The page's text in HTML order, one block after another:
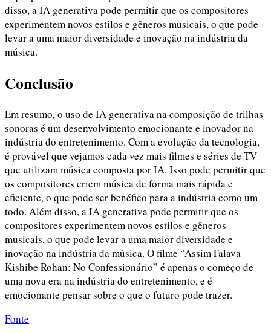
disso, a IA generativa pode permitir que os compositores
experimentem novos estilos e gêneros musicais, o que pode
levar a uma maior diversidade e inovação na indústria da
música.
Conclusão
Em resumo, o uso de IA generativa na composição de trilhas
sonoras é um desenvolvimento emocionante e inovador na
indústria do entretenimento. Com a evolução da tecnologia,
é provável que vejamos cada vez mais filmes e séries de TV
que utilizam música composta por IA. Isso pode permitir que
os compositores criem música de forma mais rápida e
eficiente, o que pode ser benéfico para a indústria como um
todo. Além disso, a IA generativa pode permitir que os
compositores experimentem novos estilos e gêneros
musicais, o que pode levar a uma maior diversidade e
inovação na indústria da música. O filme “Assim Falava
Kishibe Rohan: No Confessionário” é apenas o começo de
uma nova era na indústria do entretenimento, e é
emocionante pensar sobre o que o futuro pode trazer.
Fonte